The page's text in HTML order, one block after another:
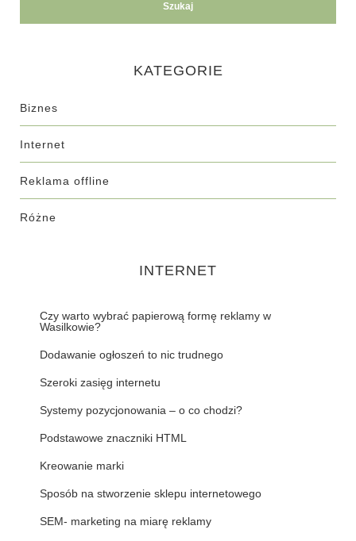
KATEGORIE
Biznes
Internet
Reklama offline
Różne
INTERNET
Czy warto wybrać papierową formę reklamy w
Wasilkowie?
Dodawanie ogłoszeń to nic trudnego
Szeroki zasięg internetu
Systemy pozycjonowania – o co chodzi?
Podstawowe znaczniki HTML
Kreowanie marki
Sposób na stworzenie sklepu internetowego
SEM- marketing na miarę reklamy